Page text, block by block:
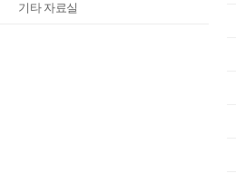
기타 자료실